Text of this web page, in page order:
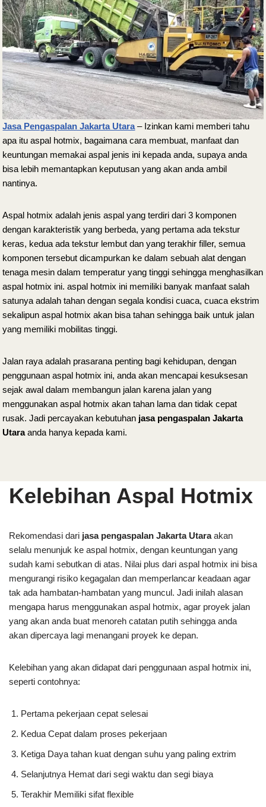
Jasa Pengaspalan Jakarta Utara– Izinkan kami memberi tahu
apa itu aspal hotmix, bagaimana cara membuat, manfaat dan
keuntungan memakai aspal jenis ini kepada anda, supaya anda
bisa lebih memantapkan keputusan yang akan anda ambil
nantinya.
Aspal hotmix adalah jenis aspal yang terdiri dari 3 komponen
dengan karakteristik yang berbeda, yang pertama ada tekstur
keras, kedua ada tekstur lembut dan yang terakhir filler, semua
komponen tersebut dicampurkan ke dalam sebuah alat dengan
tenaga mesin dalam temperatur yang tinggi sehingga menghasilkan
aspal hotmix ini. aspal hotmix ini memiliki banyak manfaat salah
satunya adalah tahan dengan segala kondisi cuaca, cuaca ekstrim
sekalipun aspal hotmix akan bisa tahan sehingga baik untuk jalan
yang memiliki mobilitas tinggi.
Jalan raya adalah prasarana penting bagi kehidupan, dengan
penggunaan aspal hotmix ini, anda akan mencapai kesuksesan
sejak awal dalam membangun jalan karena jalan yang
menggunakan aspal hotmix akan tahan lama dan tidak cepat
rusak. Jadi percayakan kebutuhan jasa pengaspalan Jakarta
Utaraanda hanya kepada kami.
Kelebihan Aspal Hotmix
Rekomendasi dari jasa pengaspalan Jakarta Utaraakan
selalu menunjuk ke aspal hotmix, dengan keuntungan yang
sudah kami sebutkan di atas. Nilai plus dari aspal hotmix ini bisa
mengurangi risiko kegagalan dan memperlancar keadaan agar
tak ada hambatan-hambatan yang muncul. Jadi inilah alasan
mengapa harus menggunakan aspal hotmix, agar proyek jalan
yang akan anda buat menoreh catatan putih sehingga anda
akan dipercaya lagi menangani proyek ke depan.
Kelebihan yang akan didapat dari penggunaan aspal hotmix ini,
seperti contohnya:
Pertama pekerjaan cepat selesai
Kedua Cepat dalam proses pekerjaan
Ketiga Daya tahan kuat dengan suhu yang paling extrim
Selanjutnya Hemat dari segi waktu dan segi biaya
Terakhir Memiliki sifat flexible